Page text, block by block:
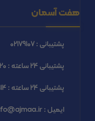
هفت آسمان
پشتیبانی : 02179107
پشتیبانی 24 ساعته : 09152142120
پشتیبانی 24 ساعته : 09127001914
ایمیل : info@ajmaa.ir